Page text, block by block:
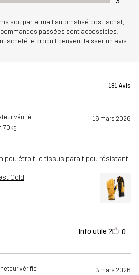
soit par e-mail automatisé post-achat,
passées sont accessibles.
acheté le produit peuvent laisser un avis.
181 Avis
vérifié 16 mars 2026
70kg
peu étroit, le tissus parait peu résistant
Gold
Info utile ? 0
vérifié 3 mars 2026